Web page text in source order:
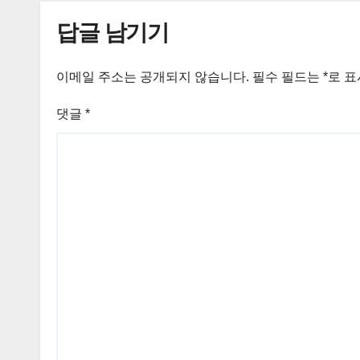
답글 남기기
이메일 주소는 공개되지 않습니다. 필수 필드는 *로
댓글 *